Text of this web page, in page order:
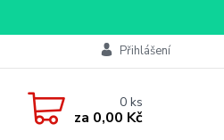
Přihlášení
0ks
za 0,00 Kč